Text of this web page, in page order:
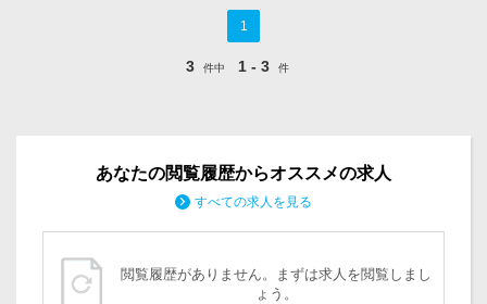
1
3 件中 1 - 3 件
あなたの閲覧履歴からオススメの求人
すべての求人を見る
閲覧履歴がありません。まずは求人を閲覧しまし
ょう。